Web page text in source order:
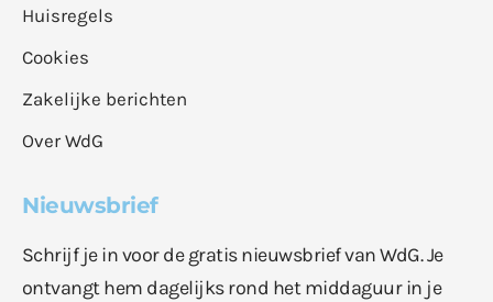
Huisregels
Cookies
Zakelijke berichten
Over WdG
Nieuwsbrief
Schrijf je in voor de gratis nieuwsbrief van WdG. Je
ontvangt hem dagelijks rond het middaguur in je